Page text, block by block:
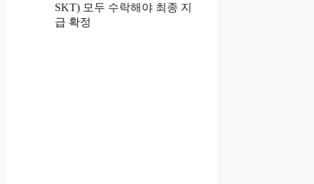
SKT) 모두 수락해야 최종 지
급 확정